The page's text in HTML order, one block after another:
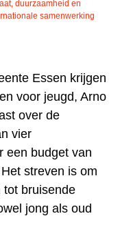
duurzaamheid en
samenwerking
Essen krijgen
voor jeugd, Arno
over de
vier
een budget van
streven is om
tot bruisende
jong als oud